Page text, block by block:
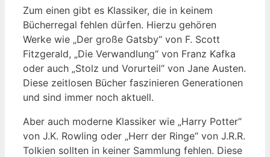
Zum einen gibt es Klassiker, die in keinem
Bücherregal fehlen dürfen. Hierzu gehören
Werke wie „Der große Gatsby“ von F. Scott
Fitzgerald, „Die Verwandlung“ von Franz Kafka
oder auch „Stolz und Vorurteil“ von Jane Austen.
Diese zeitlosen Bücher faszinieren Generationen
und sind immer noch aktuell.
Aber auch moderne Klassiker wie „Harry Potter“
von J.K. Rowling oder „Herr der Ringe“ von J.R.R.
Tolkien sollten in keiner Sammlung fehlen. Diese